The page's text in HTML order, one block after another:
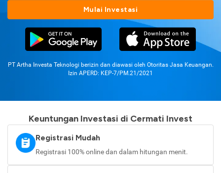
Mulai Investasi
PT Artha Investa Teknologi berizin dan diawasi oleh Otoritas Jasa Keuangan.
Izin APERD: KEP-7/PM.21/2021
Keuntungan Investasi di Cermati Invest
Registrasi Mudah
Registrasi 100% online dan dalam hitungan menit.